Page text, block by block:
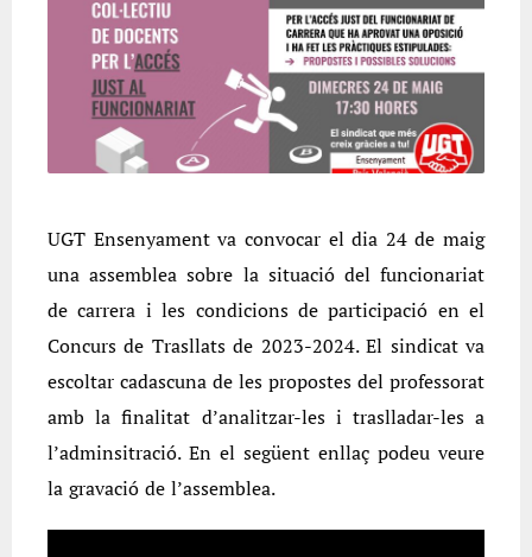
UGT Ensenyament va convocar el dia 24 de maig
una assemblea sobre la situació del funcionariat
de carrera i les condicions de participació en el
Concurs de Trasllats de 2023-2024. El sindicat va
escoltar cadascuna de les propostes del professorat
amb la finalitat d’analitzar-les i traslladar-les a
l’adminsitració. En el següent enllaç podeu veure
la gravació de l’assemblea.